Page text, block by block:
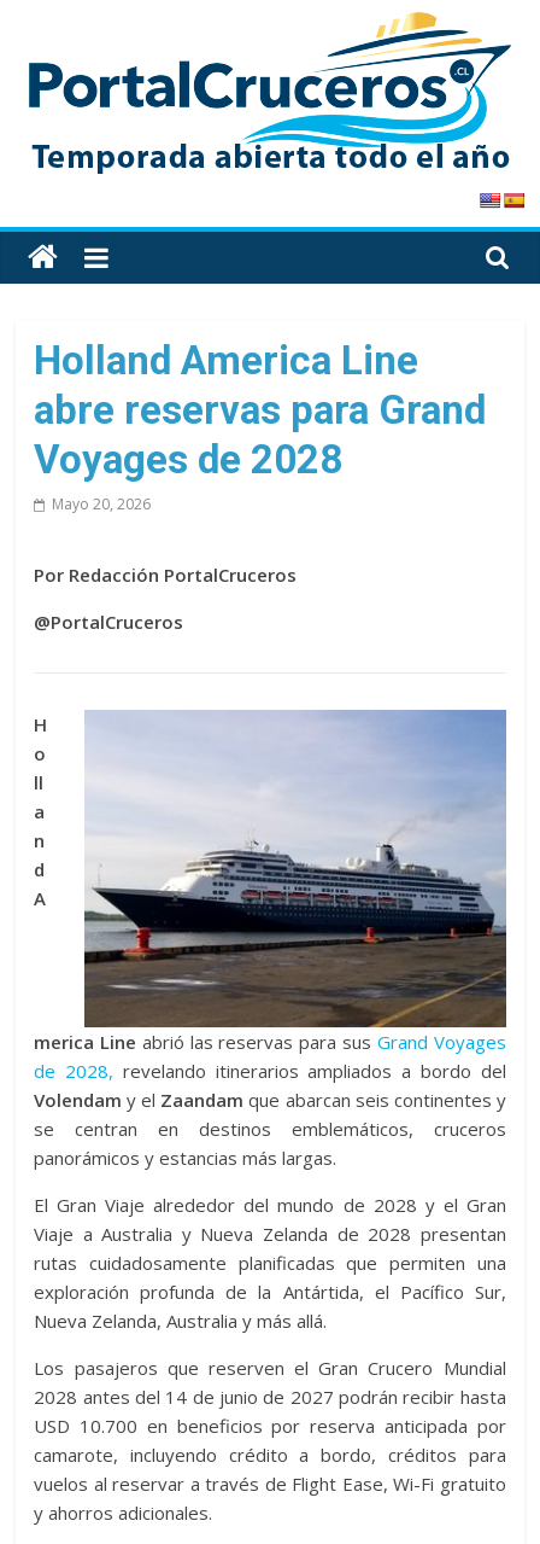
content
PortalCruceros
Toda
la
de
cruceros
en
un
solo
Holland America Line
abre reservas para Grand
Voyages de 2028
Mayo 20, 2026
Por Redacción PortalCruceros
@PortalCruceros
H
o
ll
a
n
d
A
merica Line abrió las reservas para sus Grand Voyages
de 2028, revelando itinerarios ampliados a bordo del
Volendam y el Zaandam que abarcan seis continentes y
se centran en destinos emblemáticos, cruceros
panorámicos y estancias más largas.
El Gran Viaje alrededor del mundo de 2028 y el Gran
Viaje a Australia y Nueva Zelanda de 2028 presentan
rutas cuidadosamente planificadas que permiten una
exploración profunda de la Antártida, el Pacífico Sur,
Nueva Zelanda, Australia y más allá.
Los pasajeros que reserven el Gran Crucero Mundial
2028 antes del 14 de junio de 2027 podrán recibir hasta
USD 10.700 en beneficios por reserva anticipada por
camarote, incluyendo crédito a bordo, créditos para
vuelos al reservar a través de Flight Ease, Wi-Fi gratuito
y ahorros adicionales.